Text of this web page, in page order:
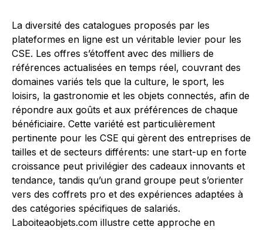
La diversité des catalogues proposés par les
plateformes en ligne est un véritable levier pour les
CSE. Les offres s’étoffent avec des milliers de
références actualisées en temps réel, couvrant des
domaines variés tels que la culture, le sport, les
loisirs, la gastronomie et les objets connectés, afin de
répondre aux goûts et aux préférences de chaque
bénéficiaire. Cette variété est particulièrement
pertinente pour les CSE qui gèrent des entreprises de
tailles et de secteurs différents: une start-up en forte
croissance peut privilégier des cadeaux innovants et
tendance, tandis qu’un grand groupe peut s’orienter
vers des coffrets pro et des expériences adaptées à
des catégories spécifiques de salariés.
Laboiteaobjets.com illustre cette approche en